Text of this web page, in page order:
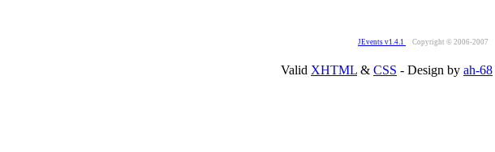
JEvents v1.4.1 Copyright © 2006-2007
Valid XHTML & CSS - Design by ah-68